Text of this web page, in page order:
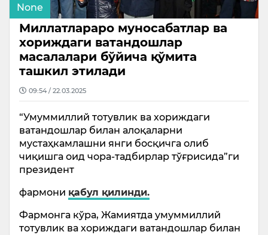
None
Миллатлараро муносабатлар ва
хориждаги ватандошлар
масалалари бўйича қўмита
ташкил этилади
09:54 / 22.03.2025
“Умуммиллий тотувлик ва хориждаги
ватандошлар билан алоқаларни
мустаҳкамлашни янги босқичга олиб
чиқишга оид чора-тадбирлар тўғрисида”ги
президент
фармони қабул қилинди.
Фармонга кўра, Жамиятда умуммиллий
тотувлик ва хориждаги ватандошлар билан